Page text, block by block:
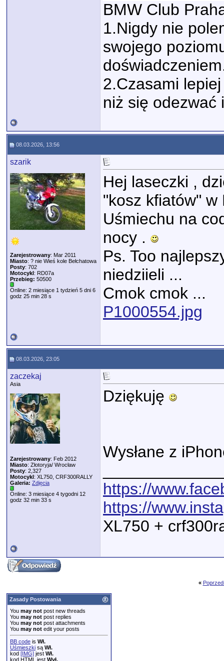
BMW Club
1.Nigdy nie
swojego
2.Czasami
niż się odezwać
08.03.2026, 13:56
szarik
Zarejestrowany: Mar 2011
Miasto: ? nie Wieś kole Bełchatowa
Posty: 702
Motocykl: RD07a
Przebieg: 50500
Online: 2 miesiące 1 tydzień 5 dni 6
godz 25 min 28 s
Hej laseczki ,
"kosz kfiatów" w
Uśmiechu na
nocy .
Ps. Too
niedziieli ...
Cmok cmok ...
P1000554.jpg
08.03.2026, 23:05
zaczekaj
Asia
Zarejestrowany: Feb 2012
Miasto: Złotoryja/ Wrocław
Posty: 2,327
Motocykl: XL750, CRF300RALLY
Galeria: Zdjęcia
Online: 3 miesiące 4 tygodni 12
godz 32 min 33 s
Dziękuję
Wysłane z
https://
https://
XL750 +
«
Zasady Postowania
You may not post new threads
You may not post replies
You may not post attachments
You may not edit your posts
BB code is Wł.
Uśmieszki są Wł.
kod [IMG] jest Wł.
kod HTML jest Wył.